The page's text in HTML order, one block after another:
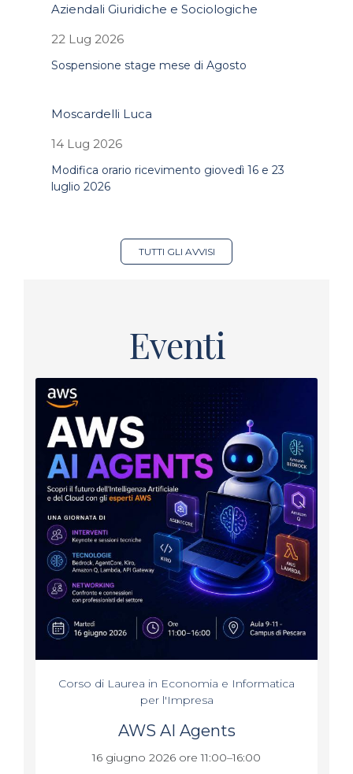
Aziendali Giuridiche e Sociologiche
22 Lug 2026
Sospensione stage mese di Agosto
Moscardelli Luca
14 Lug 2026
Modifica orario ricevimento giovedì 16 e 23
luglio 2026
TUTTI GLI AVVISI
Eventi
Corso di Laurea in Economia e Informatica
per l'Impresa
AWS AI Agents
16 giugno 2026 ore 11:00–16:00